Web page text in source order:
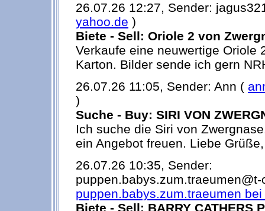
26.07.26 12:27, Sender:
yahoo.de )
Biete - Sell: Oriole 2 von
Verkaufe eine neuwertige Oriole
Karton. Bilder sende ich gern
26.07.26 11:05, Sender: Ann (
)
Suche - Buy: SIRI VON
Ich suche die Siri von
ein Angebot freuen. Liebe
26.07.26 10:35, Sender:
puppen.babys.zum.traeumen
Biete - Sell: BARRY CATHERS